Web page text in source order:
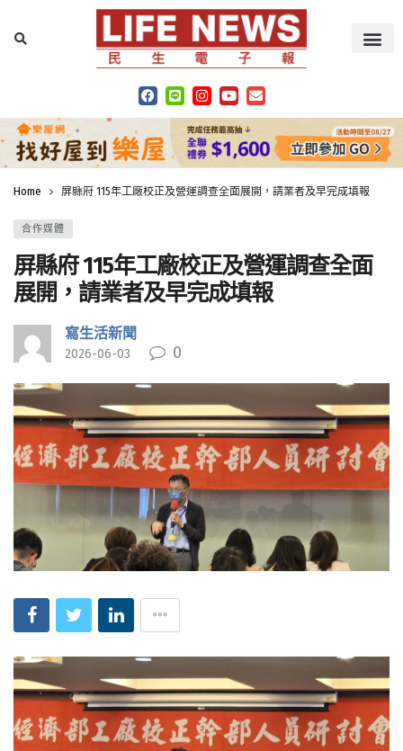
Home 屏縣府 115年工廠校正及營運調查全面展開，請業者及早完成填報
合作媒體
屏縣府 115年工廠校正及營運調查全面
展開，請業者及早完成填報
寫生活新聞
2026-06-03 0